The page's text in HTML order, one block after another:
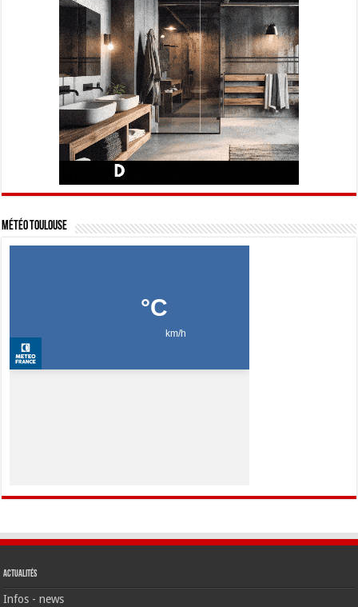
Météo Toulouse
Actualités
Infos - news